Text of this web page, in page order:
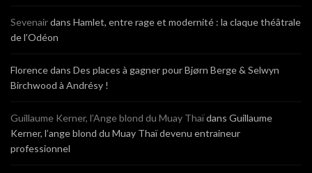
Sevenairdans Hamlet, entre rage et modernité : la claque théâtrale
de l’Odéon
Florencedans Des places à gagner pour Bjørn Berge & Selwyn
Birchwood à Andrésy !
Guillaume Kerner, l’Ange blond du Muay Thaïdans Guillaume
Kerner, l’ange blond du Muay Thaï devenu entraineur
professionnel